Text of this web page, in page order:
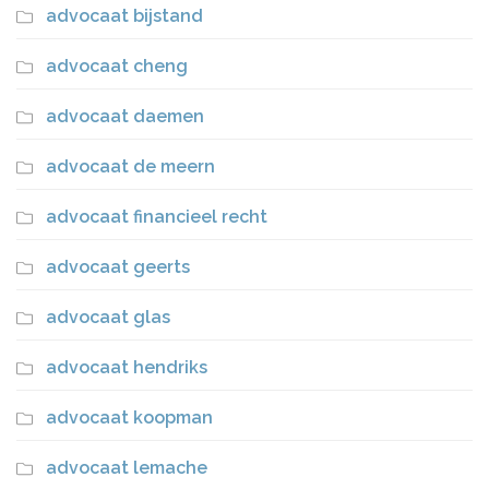
advocaat bijstand
advocaat cheng
advocaat daemen
advocaat de meern
advocaat financieel recht
advocaat geerts
advocaat glas
advocaat hendriks
advocaat koopman
advocaat lemache